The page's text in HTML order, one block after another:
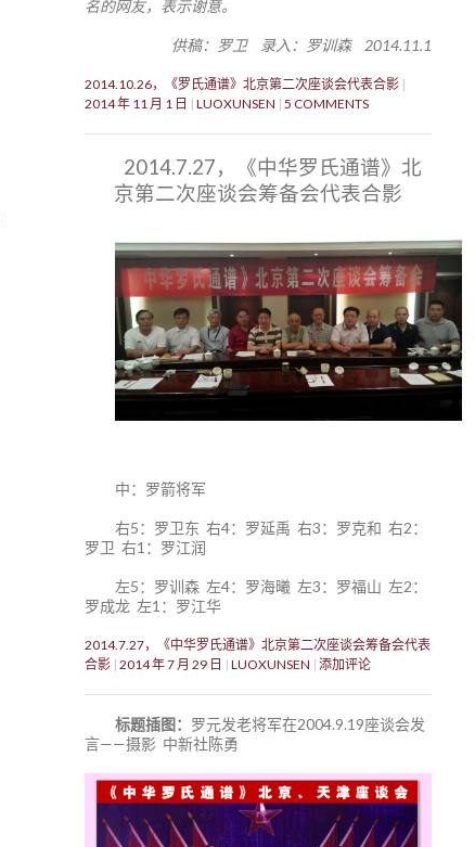
名的网友，表示谢意。
供稿：罗卫 录入：罗训森 2014.11.1
2014.10.26，《罗氏通谱》北京第二次座谈会代表合影
2014 年 11 月 1 日
LUOXUNSEN 5 COMMENTS
2014.7.27，《中华罗氏通谱》北
京第二次座谈会筹备会代表合影
中：罗箭将军
右5：罗卫东 右4：罗延禹 右3：罗克和 右2：
罗卫 右1：罗江润
左5：罗训森 左4：罗海曦 左3：罗福山 左2：
罗成龙 左1：罗江华
2014.7.27，《中华罗氏通谱》北京第二次座谈会筹备会代表
合影 2014 年 7 月 29 日 LUOXUNSEN 添加评论
标题插图： 罗元发老将军在2004.9.19座谈会发
言——摄影 中新社陈勇